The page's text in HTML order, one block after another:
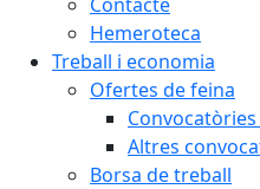
Hemeroteca
Treball i economia
Ofertes de feina
Altres
Borsa de treball